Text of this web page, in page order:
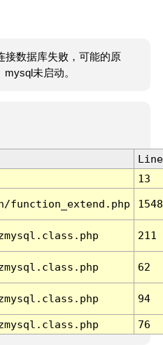
接数据库失败，可能的原
未启动。
Line
13
function_extend.php 1548
211
62
94
76